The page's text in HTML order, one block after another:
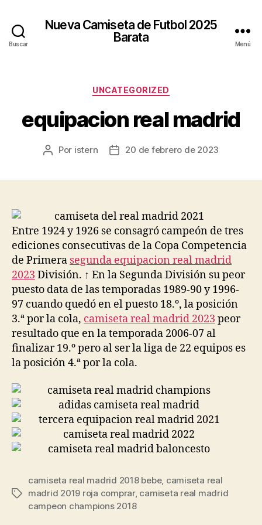
Buscar
Nueva Camiseta de Futbol 2025
Barata
Menú
Categorías
UNCATEGORIZED
equipacion real madrid
Autor
Por istern
Fecha20 de febrero de 2023
Entre 1924 y 1926 se consagró campeón de tres
ediciones consecutivas de la Copa Competencia
de Primera segunda equipacion real madrid
2023 División. ↑ En la Segunda División su peor
puesto data de las temporadas 1989-90 y 1996-
97 cuando quedó en el puesto 18.º, la posición
3.ª por la cola, camiseta real madrid 2023 peor
resultado que en la temporada 2006-07 al
finalizar 19.º pero al ser la liga de 22 equipos es
la posición 4.ª por la cola.
Etiquetas
camiseta real madrid 2018 bebe, camiseta real
madrid 2019 roja comprar, camiseta real madrid
campeon champions 2018